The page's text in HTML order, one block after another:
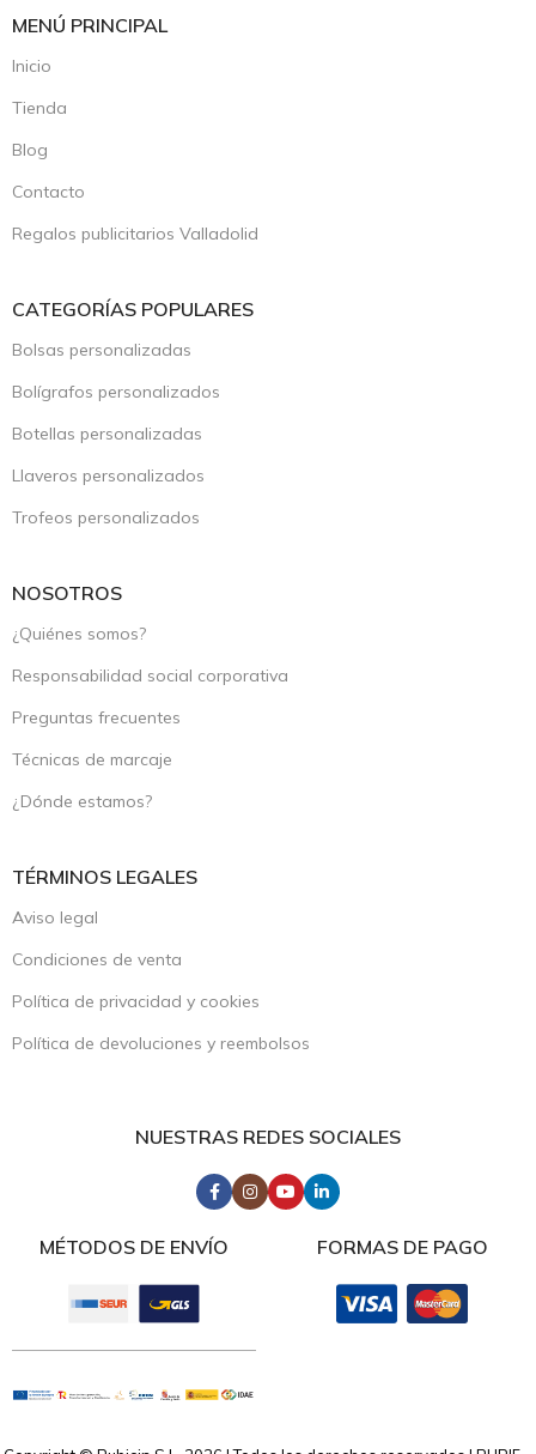
MENÚ PRINCIPAL
Inicio
Tienda
Blog
Contacto
Regalos publicitarios Valladolid
CATEGORÍAS POPULARES
Bolsas personalizadas
Bolígrafos personalizados
Botellas personalizadas
Llaveros personalizados
Trofeos personalizados
NOSOTROS
¿Quiénes somos?
Responsabilidad social corporativa
Preguntas frecuentes
Técnicas de marcaje
¿Dónde estamos?
TÉRMINOS LEGALES
Aviso legal
Condiciones de venta
Política de privacidad y cookies
Política de devoluciones y reembolsos
FORMAS DE PAGO
MÉTODOS DE ENVÍO
NUESTRAS REDES SOCIALES